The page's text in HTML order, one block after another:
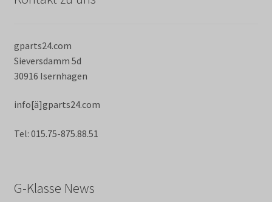
gparts24.com
Sieversdamm 5d
30916 Isernhagen
info[ä]gparts24.com
Tel: 015.75-875.88.51
G-Klasse News